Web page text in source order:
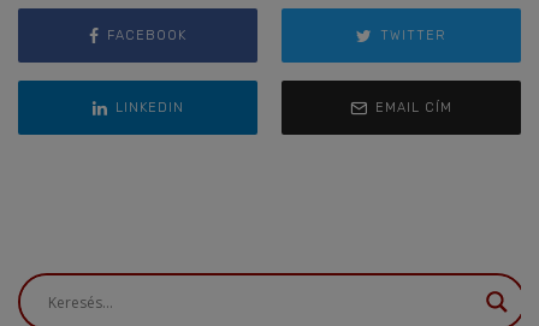
FACEBOOK TWITTER
LINKEDIN EMAIL CÍM